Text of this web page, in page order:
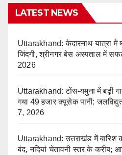
LATEST NEWS
Uttarakhand: केदारनाथ यात्रा में
जिंदगी, श्रीनगर बेस अस्पताल में
2026
Uttarakhand: टोंस-यमुना में बढ़ी
गया 49 हजार क्यूसेक पानी;
7, 2026
Uttarakhand: उत्तराखंड में
बंद, नदियां चेतावनी स्तर के करीब;